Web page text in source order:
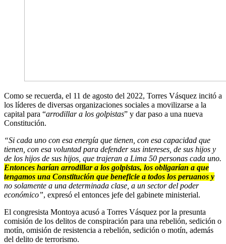
Como se recuerda, el 11 de agosto del 2022, Torres Vásquez incitó a
los líderes de diversas organizaciones sociales a movilizarse a la
capital para “arrodillar a los golpistas” y dar paso a una nueva
Constitución.
“Si cada uno con esa energía que tienen, con esa capacidad que
tienen, con esa voluntad para defender sus intereses, de sus hijos y
de los hijos de sus hijos, que trajeran a Lima 50 personas cada uno.
Entonces harían arrodillar a los golpistas, los obligarían a que
tengamos una Constitución que beneficie a todos los peruanos y
no solamente a una determinada clase, a un sector del poder
económico”, expresó el entonces jefe del gabinete ministerial.
El congresista Montoya acusó a Torres Vásquez por la presunta
comisión de los delitos de conspiración para una rebelión, sedición o
motín, omisión de resistencia a rebelión, sedición o motín, además
del delito de terrorismo.